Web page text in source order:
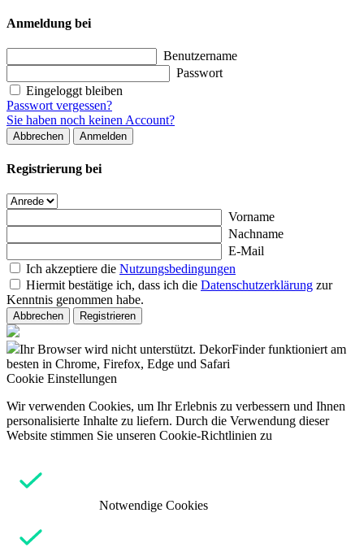
Anmeldung bei
Benutzername
Passwort
Eingeloggt bleiben
Passwort vergessen?
Sie haben noch keinen Account?
Abbrechen Anmelden
Registrierung bei
Vorname
Nachname
E-Mail
Ich akzeptiere die Nutzungsbedingungen
Hiermit bestätige ich, dass ich die Datenschutzerklärung zur
Kenntnis genommen habe.
Abbrechen Registrieren
Ihr Browser wird nicht unterstützt. DekorFinder funktioniert am
besten in Chrome, Firefox, Edge und Safari
Cookie Einstellungen
Wir verwenden Cookies, um Ihr Erlebnis zu verbessern und Ihnen
personalisierte Inhalte zu liefern. Durch die Verwendung dieser
Website stimmen Sie unseren Cookie-Richtlinien zu
Notwendige Cookies